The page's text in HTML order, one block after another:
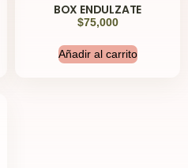
BOX ENDULZATE
$75,000
Añadir al carrito